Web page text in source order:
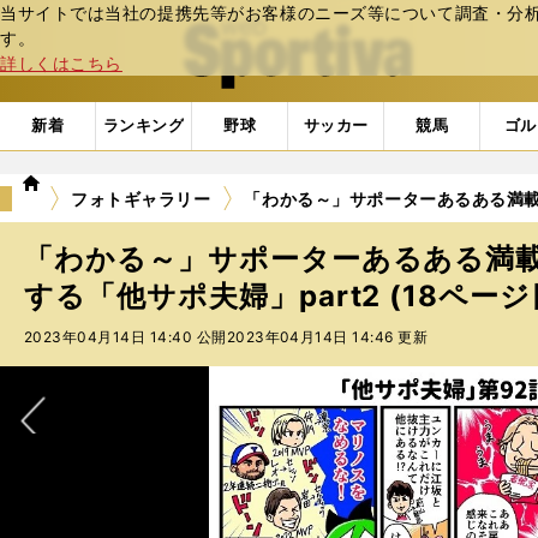
当サイトでは当社の提携先等がお客様のニーズ等について調査・
す。
詳しくはこちら
web Sportiva (webスポルティーバ)
新着 ランキング 野球 サッカー 競馬 ゴ
we
ル
テ
ィ
ー
フォトギャラリー 「わかる～」サポーターあるある
「わかる～」サポーターあるある満
する「他サポ夫婦」part2 (18ペー
2023年04月14日 14:40 公開 2023年04月14日 14:46 更新